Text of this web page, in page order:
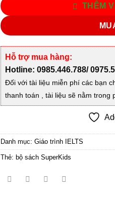
THÊM
Hỗ trợ mua hàng:
Hotline: 0985.446.788/
Đối với tài liệu miễn phí các bạn
thanh toán , tài liệu sẽ nằm trong
Danh mục:Giáo trình IELTS
Thẻ: bộ sách SuperKids